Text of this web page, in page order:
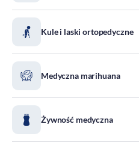
Społeczeństwo
Standardy
Tradycja
Kodeks Etyki
Kule i laski ortopedyczne
Medyczna marihuana
Żywność medyczna